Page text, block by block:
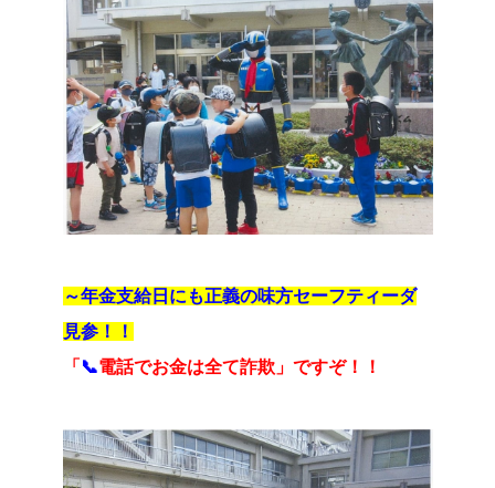
～年金支給日にも正義の味方セーフティーダ
見参！！
「 📞電話でお金は全て詐欺」ですぞ！！